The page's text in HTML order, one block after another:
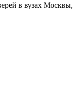
в вузах Москвы,